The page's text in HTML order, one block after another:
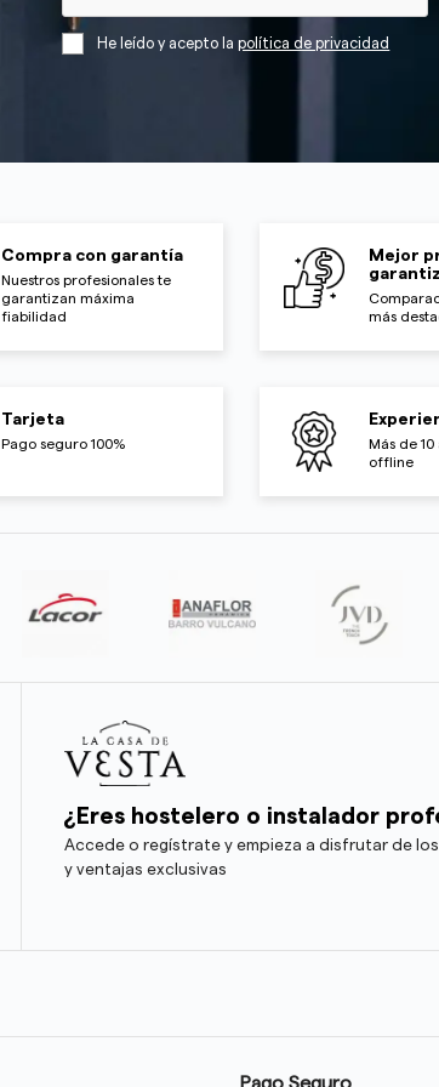
He leído y acepto lapolítica de privacidad
Compra con garantía
Nuestros profesionales te
garantizan máxima
fiabilidad
Mejor
más
Tarjeta
Pago seguro 100%
Más de
offline
¿Eres hostelero o instalador
Accede o regístrate y empieza a disfrutar de
y ventajas exclusivas